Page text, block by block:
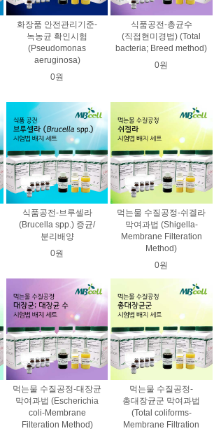
화장품 안전관리기준-
녹농균 확인시험
(Pseudomonas
aeruginosa)
0원
식품공전-총균수
(직접현미경법) (Total
bacteria; Breed method)
0원
식품공전-브루셀라
(Brucella spp.) 증균/
분리배양
0원
먹는물 수질공정-쉬겔라
막여과법 (Shigella-
Membrane Filteration
Method)
0원
먹는물 수질공정-대장균
막여과법 (Escherichia
coli-Membrane
Filteration Method)
먹는물 수질공정-
총대장균군 막여과법
(Total coliforms-
Membrane Filtration